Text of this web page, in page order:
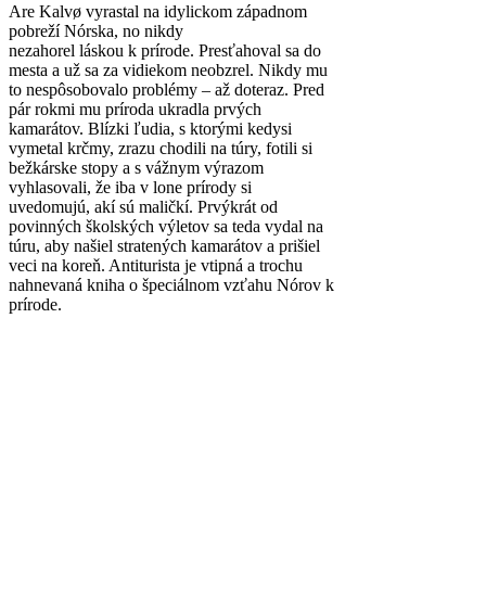
Are Kalvø vyrastal na idylickom západnom
pobreží Nórska, no nikdy
nezahorel láskou k prírode. Presťahoval sa do
mesta a už sa za vidiekom neobzrel. Nikdy mu
to nespôsobovalo problémy – až doteraz. Pred
pár rokmi mu príroda ukradla prvých
kamarátov. Blízki ľudia, s ktorými kedysi
vymetal krčmy, zrazu chodili na túry, fotili si
bežkárske stopy a s vážnym výrazom
vyhlasovali, že iba v lone prírody si
uvedomujú, akí sú maličkí. Prvýkrát od
povinných školských výletov sa teda vydal na
túru, aby našiel stratených kamarátov a prišiel
veci na koreň. Antiturista je vtipná a trochu
nahnevaná kniha o špeciálnom vzťahu Nórov k
prírode.